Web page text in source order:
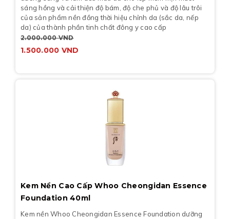
sáng hồng và cải thiện độ bám, độ che phủ và độ lâu trôi
của sản phẩm nền đồng thời hiệu chỉnh da (sắc da, nếp
da) của thành phần tinh chất đông y cao cấp
2.000.000VND
1.500.000 VND
Kem Nền Cao Cấp Whoo Cheongidan Essence
Foundation 40ml
Kem nền Whoo Cheongidan Essence Foundation dưỡng